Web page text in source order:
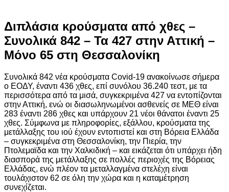
Διπλάσια κρούσματα από χθες –
Συνολικά 842 – Τα 427 στην Αττική –
Μόνο 65 στη Θεσσαλονίκη
Συνολικά 842 νέα κρούσματα Covid-19 ανακοίνωσε σήμερα
ο ΕΟΔΥ, έναντι 436 χθες, επί συνόλου 36.240 τεστ, με τα
περισσότερα από τα μισά, συγκεκριμένα 427 να εντοπίζονται
στην Αττική, ενώ οι διασωληνωμένοι ασθενείς σε ΜΕΘ είναι
283 έναντι 286 χθες και υπάρχουν 21 νέοι θάνατοι έναντι 25
χθες. Σύμφωνα με πληροφορίες, εξάλλου, κρούσματα της
μετάλλαξης του ιού έχουν εντοπιστεί και στη Βόρεια Ελλάδα
– συγκεκριμένα στη Θεσσαλονίκη, την Πιερία, την
Πτολεμαϊδα και την Χαλκιδική – και εικάζεται ότι υπάρχει ήδη
διασπορά της μετάλλαξης σε πολλές περιοχές της Βόρειας
Ελλάδας, ενώ πλέον τα μεταλλαγμένα στελέχη είναι
τουλάχιστον 62 σε όλη την χώρα και η καταμέτρηση
συνεχίζεται.